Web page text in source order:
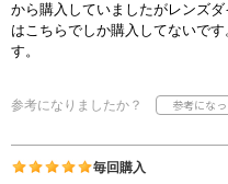
から購入していましたがレンズ
はこちらでしか購入してないで
す。
参考になりましたか？
毎回購入